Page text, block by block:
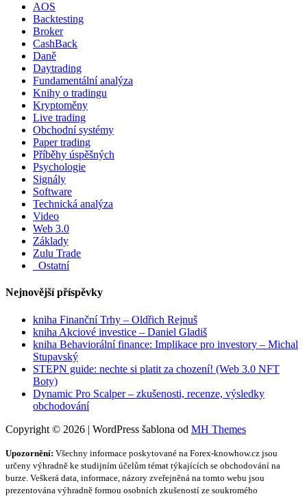
AOS
Backtesting
Broker
CashBack
Daně
Daytrading
Fundamentální analýza
Knihy o tradingu
Kryptoměny
Live trading
Obchodní systémy
Paper trading
Příběhy úspěšných
Psychologie
Signály
Software
Technická analýza
Video
Web 3.0
Základy
Zulu Trade
_Ostatní
Nejnovější příspěvky
kniha Finanční Trhy – Oldřich Rejnuš
kniha Akciové investice – Daniel Gladiš
kniha Behaviorální finance: Implikace pro investory – Michal
Stupavský
STEPN guide: nechte si platit za chození! (Web 3.0 NFT
Boty)
Dynamic Pro Scalper – zkušenosti, recenze, výsledky
obchodování
Copyright © 2026 | WordPress šablona od MH Themes
Upozornění: Všechny informace poskytované na Forex-knowhow.cz jsou
určeny výhradně ke studijním účelům témat týkajících se obchodování na
burze. Veškerá data, informace, názory zveřejněná na tomto webu jsou
prezentována výhradně formou osobních zkušeností ze soukromého